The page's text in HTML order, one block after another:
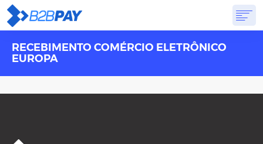
TIETOARATKAISUTVIRTUAALIPANKKIHINNOITTELUVASTAUKSET
ALOITTAA
RECEBIMENTO COMÉRCIO ELETRÔNICO
EUROPA